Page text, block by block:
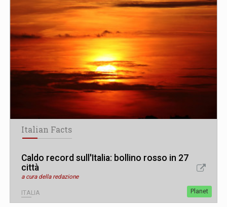
Italian Facts
Caldo record sull'Italia: bollino rosso in 27
città
a cura della redazione
ITALIA Planet